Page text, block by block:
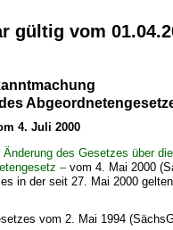
gültig vom
4. Juli 2000
des Gesetzes über
–vom 4. Mai 2000
in der seit 27. Mai 2000
vom 2. Mai 1994